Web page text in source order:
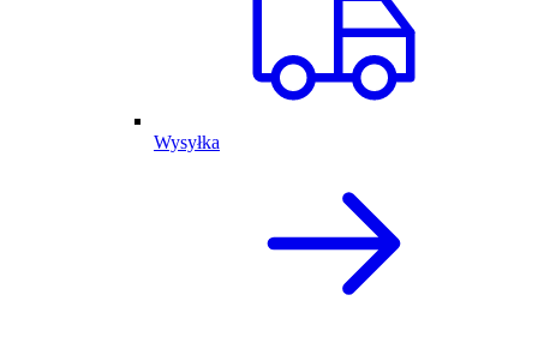
Wysyłka